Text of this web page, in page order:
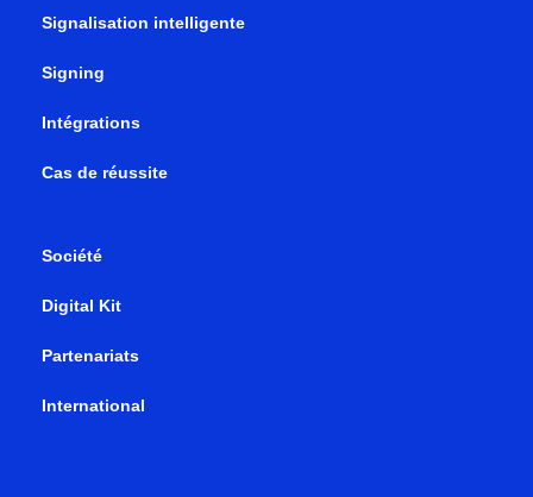
Signalisation intelligente
Signing
Intégrations
Cas de réussite
Société
Digital Kit
Partenariats
International